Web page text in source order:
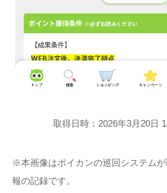
取得日時：2026年3月20日
※本画像はポイカンの巡回システム
報の記録です。